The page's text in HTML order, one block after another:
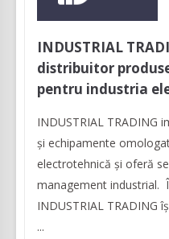
INDUSTRIAL
distribuitor
pentru industria
INDUSTRIAL TRADING
și echipamente
electrotehnică și oferă
management industrial.
INDUSTRIAL TRADING
...